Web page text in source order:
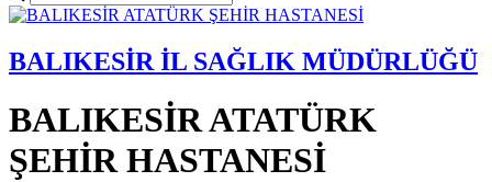
BALIKESİR İL SAĞLIK MÜDÜRLÜĞÜ
BALIKESİR ATATÜRK
ŞEHİR HASTANESİ